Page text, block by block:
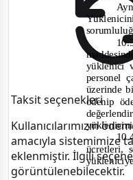
Taksit seçenekleri
Kullanıcılarımızın
amacıyla sistemimize
eklenmiştir. İlgili
görüntülenebilecektir.
yüklenici
personel
üzerinde
ödenip
ücretleri,